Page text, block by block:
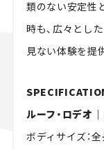
類のない安定性
時も、広々とし
見ない体験を提
ルーフ・ロデオ
ボディサイズ